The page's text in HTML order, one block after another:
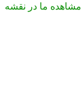
مشاهده ما در نقشه